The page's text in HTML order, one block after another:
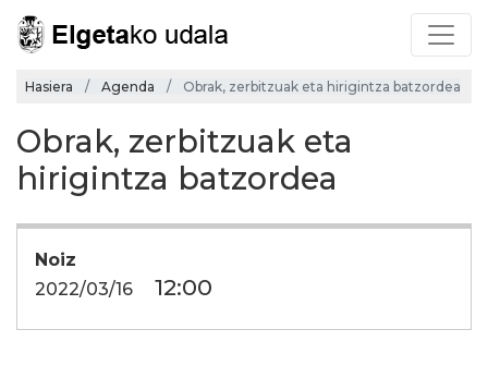
Hasiera Agenda Obrak, zerbitzuak eta hirigintza batzordea
Obrak, zerbitzuak eta
hirigintza batzordea
Noiz
2022/03/16
12:00